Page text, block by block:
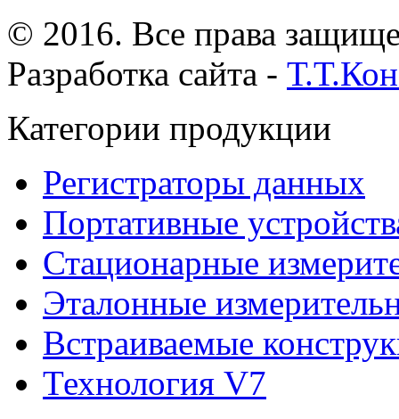
© 2016. Все права
Разработка сайта -
Категории продукции
Регистраторы данных
Портативные
Стационарные
Эталонные
Встраиваемые
Технология V7